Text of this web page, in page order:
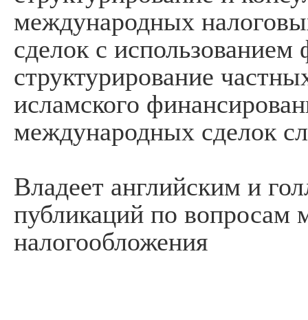
международных
сделок с
структурирование
исламского
международных сделок
Владеет английским и
публикаций по вопросам
налогообложения